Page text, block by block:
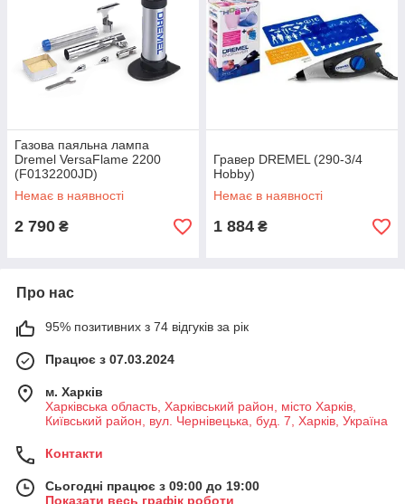
Газова паяльна лампа
Dremel VersaFlame 2200
(F0132200JD)
Немає в наявності
2 790 ₴
Гравер DREMEL (290-3/4
Hobby)
Немає в наявності
1 884 ₴
Про нас
95% позитивних з 74 відгуків за рік
Працює з 07.03.2024
м. Харків
Харківська область, Харківський район, місто Харків,
Київський район, вул. Чернівецька, буд. 7, Харків, Україна
Контакти
Сьогодні працює з 09:00 до 19:00
Показати весь графік роботи